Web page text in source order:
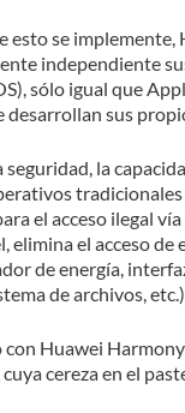
esto se
independiente
sólo igual que
desarrollan sus
seguridad, la
el acceso ilegal
elimina el acceso
de energía,
de archivos, etc.)
con Huawei
cereza en el